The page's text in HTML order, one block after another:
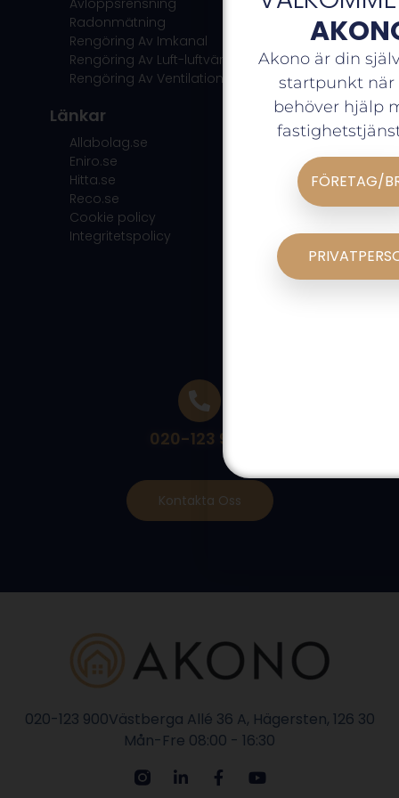
Radonmätning
Rengöring Av Imkanal
Rengöring Av Luft-luftvärmepump
Rengöring Av Ventilation
Länkar
Allabolag.se
Eniro.se
Hitta.se
Reco.se
Cookie policy
Integritetspolicy
Kontakta Oss
020-123 900
020-123 900Västberga Allé 36 A, Hägersten, 126 30
Mån-Fre 08:00 - 16:30
Akono är din
startpunkt när
behöver hjälp
FÖRETAG/